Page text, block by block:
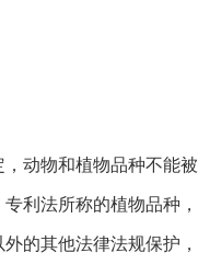
动物和植物品种不能
利法所称的植物品种
的其他法律法规保护